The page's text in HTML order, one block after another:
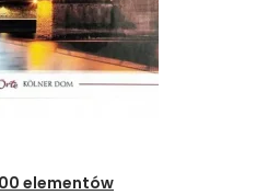
elementów